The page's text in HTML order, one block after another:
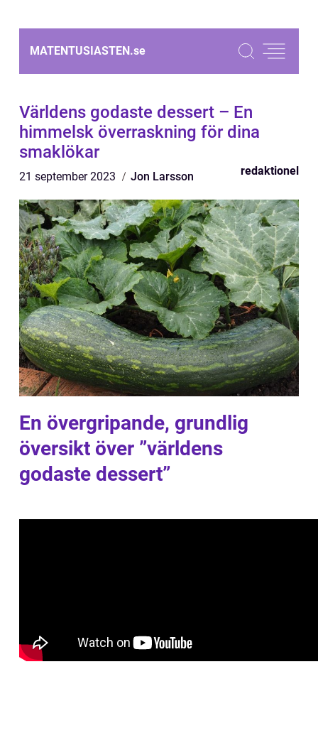
MATENTUSIASTEN.se
Världens godaste dessert – En
himmelsk överraskning för dina
smaklökar
21 september 2023 Jon Larsson redaktionel
En övergripande, grundlig
översikt över ”världens
godaste dessert”